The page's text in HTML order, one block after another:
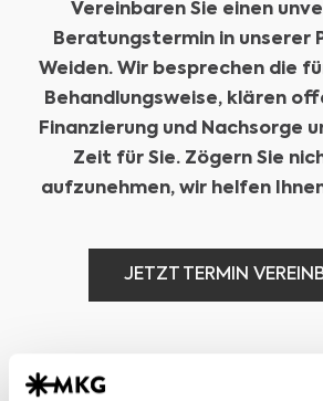
Vereinbaren Sie einen
Beratungstermin in unserer
Weiden. Wir besprechen die
Behandlungsweise, klären
Finanzierung und Nachsorge
Zeit für Sie. Zögern Sie
aufzunehmen, wir helfen
JETZT TERMIN